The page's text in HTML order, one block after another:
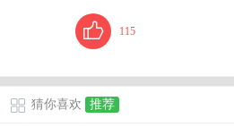
115
猜你喜欢 推荐